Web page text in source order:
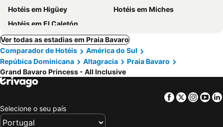
Hotéis em Higüey
Hotéis em Miches
Hotéis em El Caletón
Ver todas as estadias em Praia Bavaro
Comparador de Hotéis
América do Sul
Repúbica Dominicana
Altagracia
Praia Bavaro
Grand Bavaro Princess - All Inclusive
Facebook
Twitter
Selecione o seu país